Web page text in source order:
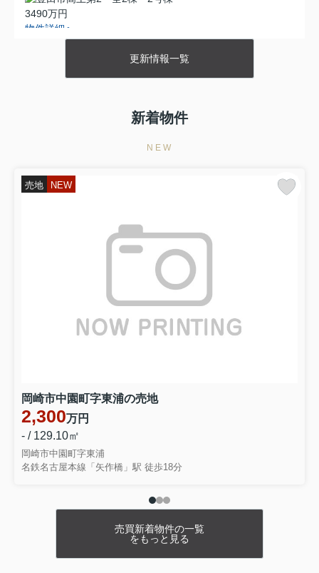
3490万円
物件詳細へ
豊田市田中町4丁目 全1棟・1号棟
3190万円
西尾市平口町第1 全5棟・4号棟
西尾市平口町第1 全5棟・5号棟
西尾市南中根町第2 全3棟・1号棟
2790万円
物件詳細へ
西尾市南中根町第2 全3棟・2号棟
物件詳細へ
西尾市南中根町第2 全3棟・3号棟
更新情報一覧
新着物件
NEW
売地 NEW
岡崎市中園町字東浦の売地
2,300万円
- / 129.10㎡
岡崎市中園町字東浦
名鉄名古屋本線「矢作橋」駅 徒歩18分
売買新着物件の一覧
をもっと見る